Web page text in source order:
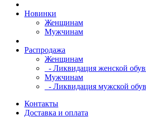
Новинки
Женщинам
Мужчинам
Распродажа
Женщинам
- Ликвидация женской
Мужчинам
- Ликвидация мужской
Контакты
Доставка и оплата